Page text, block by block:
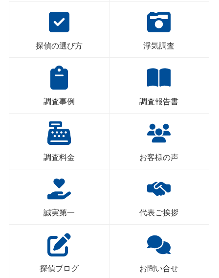
探偵の選び方 浮気調査
調査事例 調査報告書
調査料金 お客様の声
誠実第一 代表ご挨拶
探偵ブログ お問い合せ